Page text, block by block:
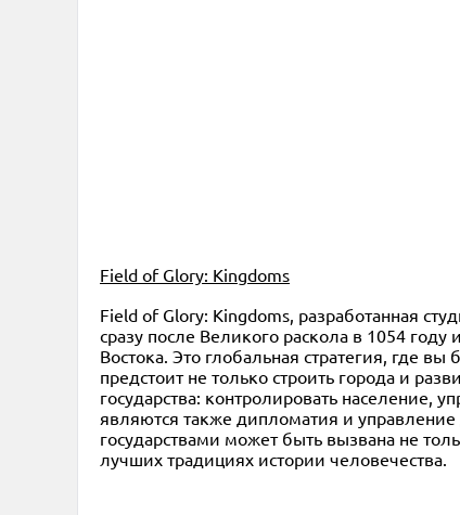
Field of Glory: Kingdoms
Field of Glory: Kingdoms, разработанная
сразу после Великого раскола в 1054
Востока. Это глобальная стратегия, где
предстоит не только строить города и
государства: контролировать население,
являются также дипломатия и
государствами может быть вызвана не
лучших традициях истории человечества.